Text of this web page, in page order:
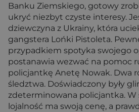
Banku Ziemskiego, gotowy
ukryć niezbyt czyste interesy.
dziewczyna z Ukrainy, która
gangstera Lońki Pistoleta.
przypadkiem spotyka swojego
postanawia wezwać na pomoc
policjantkę Anetę Nowak. Dwa
śledztwa. Doświadczony były
zdeterminowana policjantka. W
lojalność ma swoją cenę, a